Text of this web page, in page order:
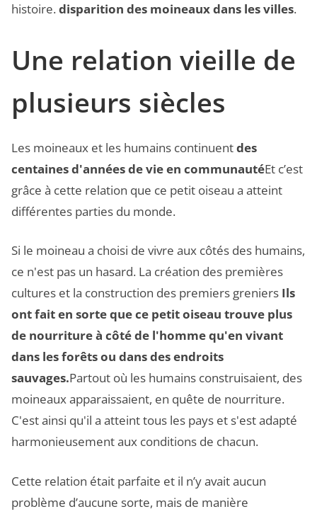
histoire.disparition des moineaux dans les villes.
Une relation vieille de
plusieurs siècles
Les moineaux et les humains continuentdes
centaines d'années de vie en communautéEt c’est
grâce à cette relation que ce petit oiseau a atteint
différentes parties du monde.
Si le moineau a choisi de vivre aux côtés des humains,
ce n'est pas un hasard. La création des premières
cultures et la construction des premiers greniers Ils
ont fait en sorte que ce petit oiseau trouve plus
de nourriture à côté de l'homme qu'en vivant
dans les forêts ou dans des endroits
sauvages.Partout où les humains construisaient, des
moineaux apparaissaient, en quête de nourriture.
C'est ainsi qu'il a atteint tous les pays et s'est adapté
harmonieusement aux conditions de chacun.
Cette relation était parfaite et il n’y avait aucun
problème d’aucune sorte, mais de manière